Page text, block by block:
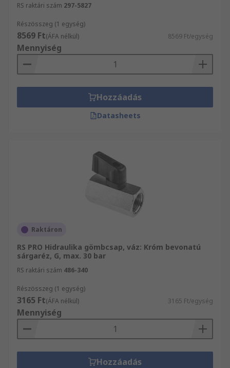
RS raktári szám 297-5827
Részösszeg (1 egység)
8569 Ft(ÁFA nélkül) 8569 Ft/egység
Mennyiség
Hozzáadás
Datasheets
Raktáron
RS PRO Hidraulika gömbcsap, váz: Króm bevonatú
sárgaréz, G, max. 30 bar
RS raktári szám 486-340
Részösszeg (1 egység)
3165 Ft(ÁFA nélkül) 3165 Ft/egység
Mennyiség
Hozzáadás